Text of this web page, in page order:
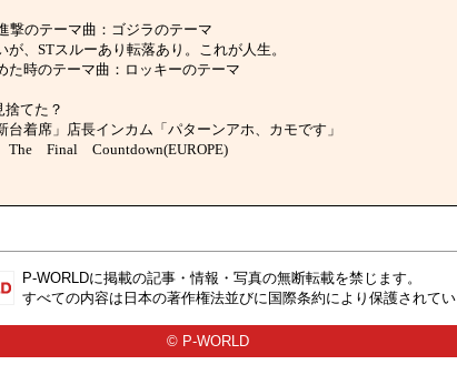
撃のテーマ曲：ゴジラのテーマ
、STスルーあり転落あり。これが人生。
た時のテーマ曲：ロッキーのテーマ
捨てた？
台着席」店長インカム「パターンアホ、カモです」
The Final Countdown(EUROPE)
P-WORLDに掲載の記事・情報・写真の無断転載を禁じます。
すべての内容は日本の著作権法並びに国際条約により保護されて
© P-WORLD